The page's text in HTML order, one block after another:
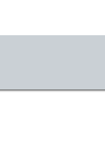
Info